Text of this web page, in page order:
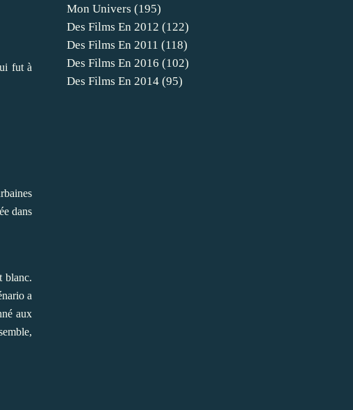
fut à
dans
blanc.
a
aux
Mon Univers (195)
Des Films En 2012 (122)
Des Films En 2011 (118)
Des Films En 2016 (102)
Des Films En 2014 (95)